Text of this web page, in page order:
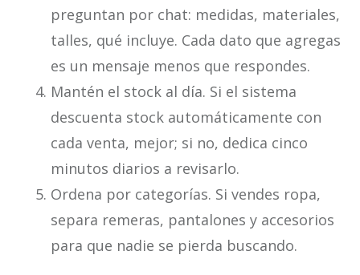
preguntan por chat: medidas, materiales,
talles, qué incluye. Cada dato que agregas
es un mensaje menos que respondes.
Mantén el stock al día. Si el sistema
descuenta stock automáticamente con
cada venta, mejor; si no, dedica cinco
minutos diarios a revisarlo.
Ordena por categorías. Si vendes ropa,
separa remeras, pantalones y accesorios
para que nadie se pierda buscando.